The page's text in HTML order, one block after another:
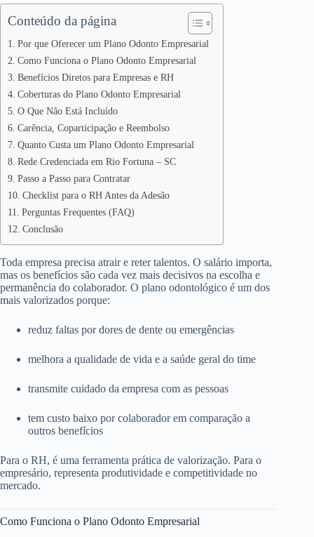
Conteúdo da página
Por que Oferecer um Plano Odonto Empresarial
Como Funciona o Plano Odonto Empresarial
Benefícios Diretos para Empresas e RH
Coberturas do Plano Odonto Empresarial
O Que Não Está Incluído
Carência, Coparticipação e Reembolso
Quanto Custa um Plano Odonto Empresarial
Rede Credenciada em Rio Fortuna – SC
Passo a Passo para Contratar
Checklist para o RH Antes da Adesão
Perguntas Frequentes (FAQ)
Conclusão
Toda empresa precisa atrair e reter talentos. O salário importa,
mas os benefícios são cada vez mais decisivos na escolha e
permanência do colaborador. O plano odontológico é um dos
mais valorizados porque:
reduz faltas por dores de dente ou emergências
melhora a qualidade de vida e a saúde geral do time
transmite cuidado da empresa com as pessoas
tem custo baixo por colaborador em comparação a
outros benefícios
Para o RH, é uma ferramenta prática de valorização. Para o
empresário, representa produtividade e competitividade no
mercado.
Como Funciona o Plano Odonto Empresarial